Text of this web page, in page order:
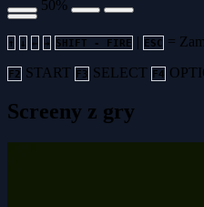
50%
↑ ↓ ← → SHIFT - FIRE | ESC =
F2 START F3 SELECT F4
Screeny z gry